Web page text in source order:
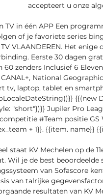
accepteert u onze
TV in één APP Een
of je favoriete series
VLAANDEREN. Het
Eerste 30 dagen
60 zenders Inclusief 6
National
tv, laptop, tablet en
{{(new
"short"})}} Jupiler Pro
#Team positie GS
+ 1}}. {{item. name}}
staat KV Mechelen op de
Wil je de best
van Sofascore
van talrijke
resultaten van KV